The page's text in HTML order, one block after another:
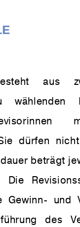
aus
wählenden
dürfen
beträgt
Die
und
des